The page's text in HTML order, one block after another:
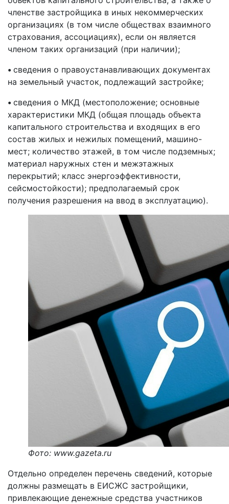
членстве застройщика в иных некоммерческих
организациях (в том числе обществах взаимного
страхования, ассоциациях), если он является
членом таких организаций (при наличии);
• сведения о правоустанавливающих документах
на земельный участок, подлежащий застройке;
• сведения о МКД (местоположение; основные
характеристики МКД (общая площадь объекта
капитального строительства и входящих в его
состав жилых и нежилых помещений, машино-
мест; количество этажей, в том числе подземных;
материал наружных стен и межэтажных
перекрытий; класс энергоэффективности,
сейсмостойкости); предполагаемый срок
получения разрешения на ввод в эксплуатацию).
Фото: www.gazeta.ru
Отдельно определен перечень сведений, которые
должны размещать в ЕИСЖС застройщики,
привлекающие денежные средства участников